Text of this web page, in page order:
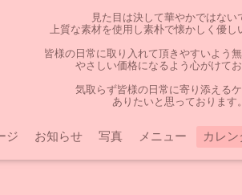
見た目は決して華やかではない
上質な素材を使用し素朴で懐かしく優し
皆様の日常に取り入れて頂きやすいよう
やさしい価格になるよう心がけてお
気取らず皆様の日常に寄り添える
ありたいと思っております。
ジ お知らせ 写真 メニュー カレン